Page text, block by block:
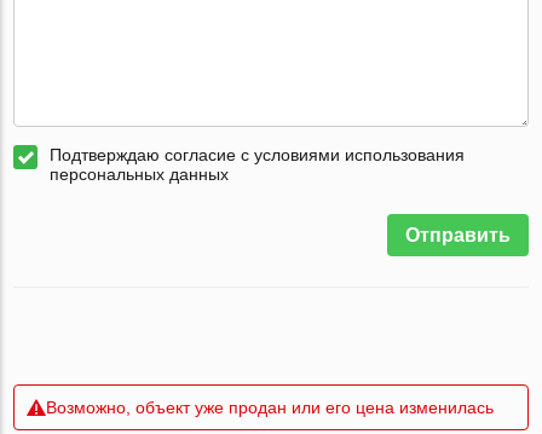
Подтверждаю согласие с условиями использования
персональных данных
Отправить
Возможно, объект уже продан или его цена изменилась